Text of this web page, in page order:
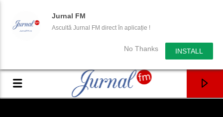
Jurnal FM
Ascultă Jurnal FM direct în aplicație !
No Thanks INSTALL